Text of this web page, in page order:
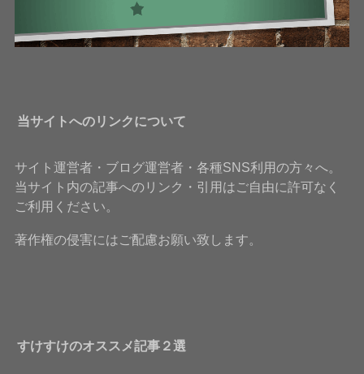
当サイトへのリンクについて
サイト運営者・ブログ運営者・各種SNS利用の方々へ。
当サイト内の記事へのリンク・引用はご自由に許可なく
ご利用ください。
著作権の侵害にはご配慮お願い致します。
すけすけのオススメ記事２選